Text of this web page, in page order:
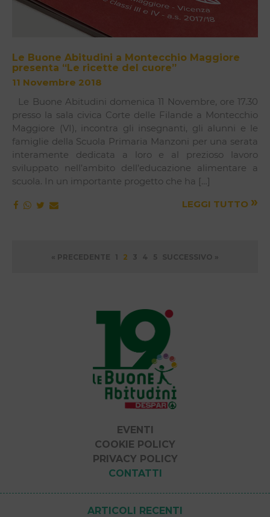
Le Buone Abitudini a Montecchio Maggiore
presenta “Le ricette del cuore”
11 Novembre 2018
Le Buone Abitudini domenica 11 Novembre, ore 17.30
presso la sala civica Corte delle Filande a Montecchio
Maggiore (VI), incontra gli insegnanti, gli alunni e le
famiglie della Scuola Primaria Manzoni per una serata
interamente dedicata a loro e al prezioso lavoro
sviluppato nell’ambito dell’educazione alimentare a
scuola. In un importante progetto che ha […]
LEGGI TUTTO »
Paginazione
« PRECEDENTE 1 2 3 4 5 SUCCESSIVO »
EVENTI
COOKIE POLICY
PRIVACY POLICY
CONTATTI
ARTICOLI RECENTI